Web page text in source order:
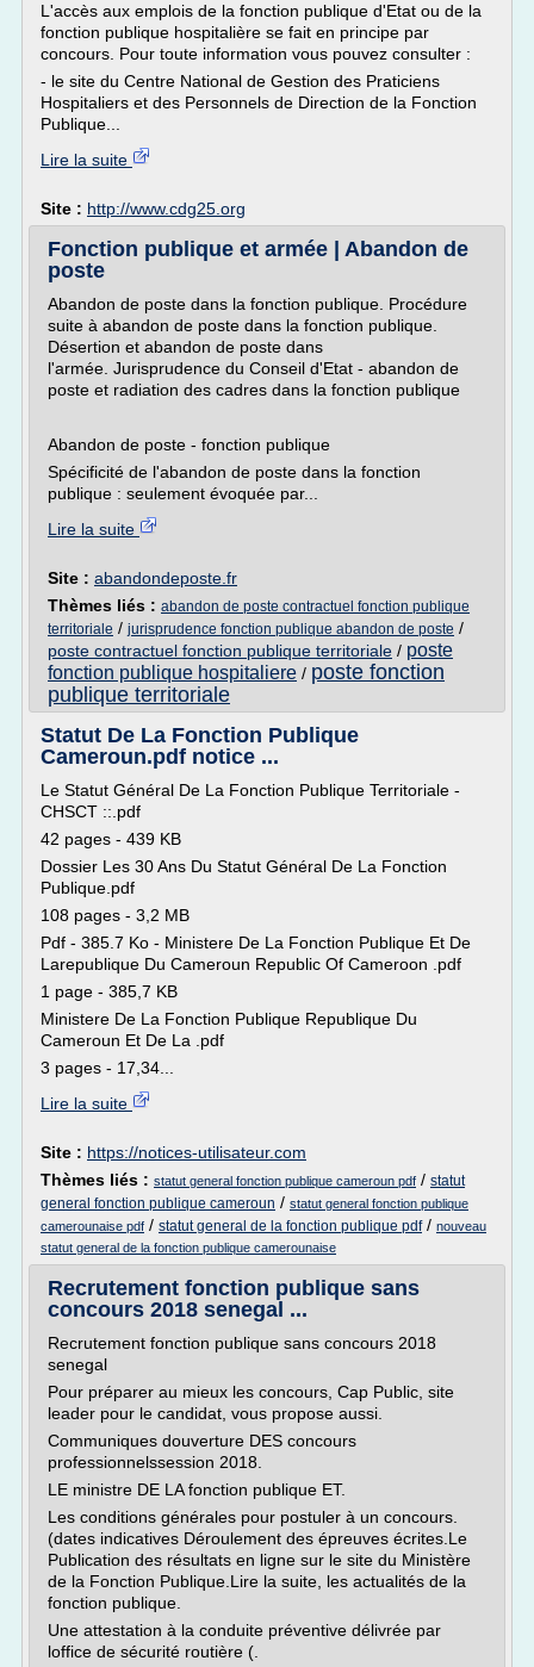
L'accès aux emplois de la fonction publique d'Etat ou de la
fonction publique hospitalière se fait en principe par
concours. Pour toute information vous pouvez consulter :
- le site du Centre National de Gestion des Praticiens
Hospitaliers et des Personnels de Direction de la Fonction
Publique...
Lire la suite
Site : http://www.cdg25.org
Fonction publique et armée | Abandon de
poste
Abandon de poste dans la fonction publique. Procédure
suite à abandon de poste dans la fonction publique.
Désertion et abandon de poste dans
l'armée. Jurisprudence du Conseil d'Etat - abandon de
poste et radiation des cadres dans la fonction publique
Abandon de poste - fonction publique
Spécificité de l'abandon de poste dans la fonction
publique : seulement évoquée par...
Lire la suite
Site : abandondeposte.fr
Thèmes liés : abandon de poste contractuel fonction publique
territoriale / jurisprudence fonction publique abandon de poste /
poste contractuel fonction publique territoriale / poste
fonction publique hospitaliere / poste fonction
publique territoriale
Statut De La Fonction Publique
Cameroun.pdf notice ...
Le Statut Général De La Fonction Publique Territoriale -
CHSCT ::.pdf
42 pages - 439 KB
Dossier Les 30 Ans Du Statut Général De La Fonction
Publique.pdf
108 pages - 3,2 MB
Pdf - 385.7 Ko - Ministere De La Fonction Publique Et De
Larepublique Du Cameroun Republic Of Cameroon .pdf
1 page - 385,7 KB
Ministere De La Fonction Publique Republique Du
Cameroun Et De La .pdf
3 pages - 17,34...
Lire la suite
Site : https://notices-utilisateur.com
Thèmes liés : statut general fonction publique cameroun pdf / statut
general fonction publique cameroun / statut general fonction publique
camerounaise pdf / statut general de la fonction publique pdf/ nouveau
statut general de la fonction publique camerounaise
Recrutement fonction publique sans
concours 2018 senegal ...
Recrutement fonction publique sans concours 2018
senegal
Pour préparer au mieux les concours, Cap Public, site
leader pour le candidat, vous propose aussi.
Communiques douverture DES concours
professionnelssession 2018.
LE ministre DE LA fonction publique ET.
Les conditions générales pour postuler à un concours.
(dates indicatives Déroulement des épreuves écrites.Le
Publication des résultats en ligne sur le site du Ministère
de la Fonction Publique.Lire la suite, les actualités de la
fonction publique.
Une attestation à la conduite préventive délivrée par
loffice de sécurité routière (.